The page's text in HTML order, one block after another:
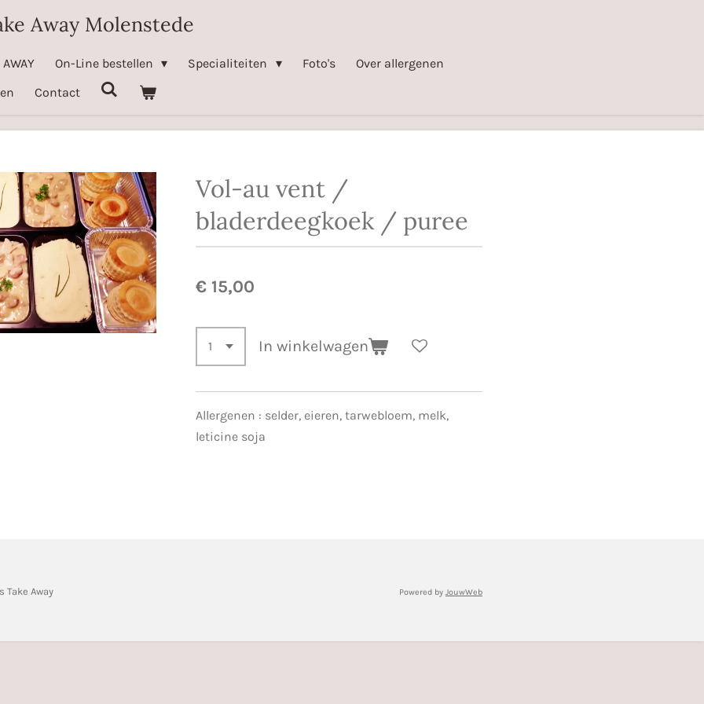
Away Molenstede
AWAY On-Line bestellen Specialiteiten Foto's
Over allergenen
Contact
Vol-au vent /
bladerdeegkoek / puree
€ 15,00
In winkelwagen
Allergenen : selder, eieren, tarwebloem, melk,
leticine soja
Take Away Powered by JouwWeb